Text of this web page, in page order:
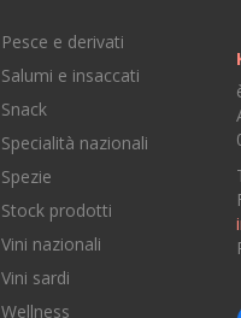
Pesce e derivati
Salumi e insaccati
Snack
Specialità nazionali
Spezie
Stock prodotti
Vini nazionali
Vini sardi
Wellness